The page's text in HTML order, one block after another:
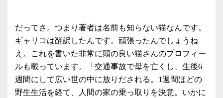
だってさ。つまり著者は名前も知らない猫なんです。
ギャリコは翻訳したんです。頑張ったんでしょうね
え。これを書いた非常に頭の良い猫さんのプロフィー
ルも載っています。「交通事故で母を亡くし、生後6
週間にして広い世の中に放りだされる。1週間ほどの
野生生活を経て、人間の家の乗っ取りを決意。いかに